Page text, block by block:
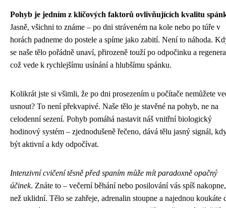
Pohyb je jedním z klíčových faktorů ovlivňujících kvalitu
Jasně, všichni to známe – po dni stráveném na kole nebo po túře v
horách padneme do postele a spíme jako zabití. Není to náhoda.
se naše tělo pořádně unaví, přirozeně touží po odpočinku a
což vede k rychlejšímu usínání a hlubšímu spánku.
Kolikrát jste si všimli, že po dni prosezením u počítače nemůžete
usnout? To není překvapivé. Naše tělo je stavěné na pohyb, ne na
celodenní sezení. Pohyb pomáhá nastavit náš vnitřní biologický
hodinový systém – zjednodušeně řečeno, dává tělu jasný signál,
být aktivní a kdy odpočívat.
Intenzivní cvičení těsně před spaním může mít paradoxně opačný
účinek. Znáte to – večerní běhání nebo posilování vás spíš nakopne,
než uklidní. Tělo se zahřeje, adrenalin stoupne a najednou koukáte